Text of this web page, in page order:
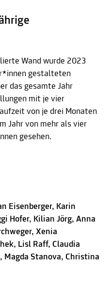
Wand wurde 2023
gestalteten
das gesamte Jahr
mit je vier
von je drei Monaten
Jahr von mehr als vier
gesehen.
Eisenberger, Karin
Hofer, Kilian Jörg, Anna
Xenia
Lisl Raff, Claudia
Magda Stanova, Christina